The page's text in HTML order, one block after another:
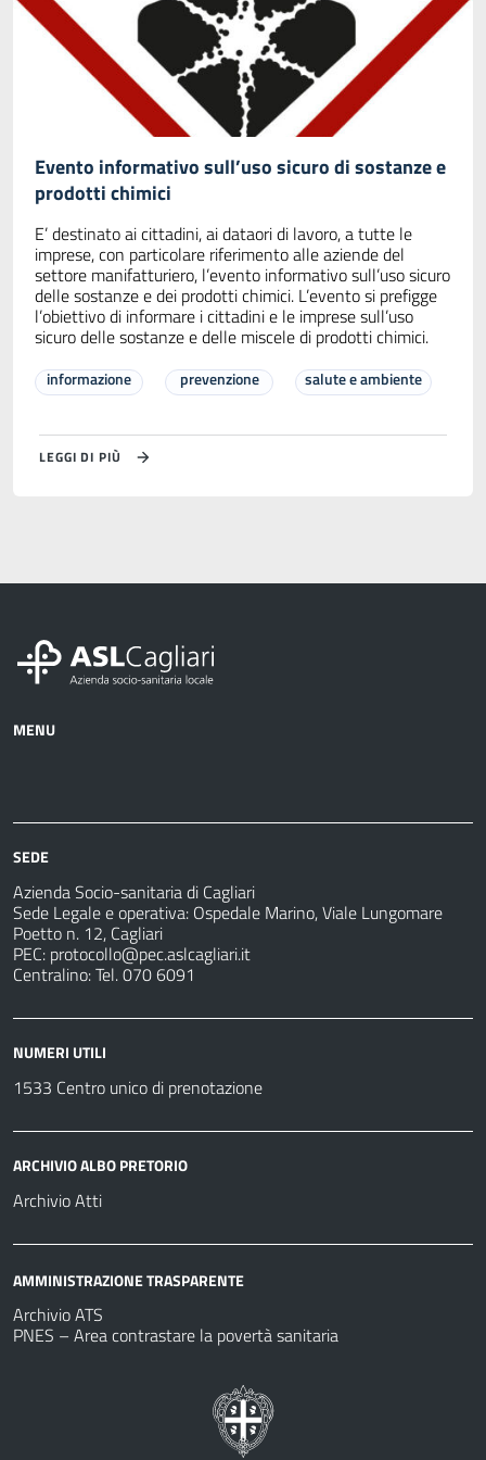
Evento informativo sull’uso sicuro di sostanze e
prodotti chimici
E’ destinato ai cittadini, ai dataori di lavoro, a tutte le
imprese, con particolare riferimento alle aziende del
settore manifatturiero, l’evento informativo sull’uso sicuro
delle sostanze e dei prodotti chimici. L’evento si prefigge
l’obiettivo di informare i cittadini e le imprese sull’uso
sicuro delle sostanze e delle miscele di prodotti chimici.
informazione prevenzione salute e ambiente
LEGGI DI PIÙ
MENU
sanitarie
fare
SEDE
Azienda Socio-sanitaria di Cagliari
Sede Legale e operativa: Ospedale Marino, Viale Lungomare
Poetto n. 12, Cagliari
PEC: protocollo@pec.aslcagliari.it
Centralino: Tel. 070 6091
NUMERI UTILI
1533 Centro unico di prenotazione
ARCHIVIO ALBO PRETORIO
Archivio Atti
AMMINISTRAZIONE TRASPARENTE
Archivio ATS
PNES – Area contrastare la povertà sanitaria